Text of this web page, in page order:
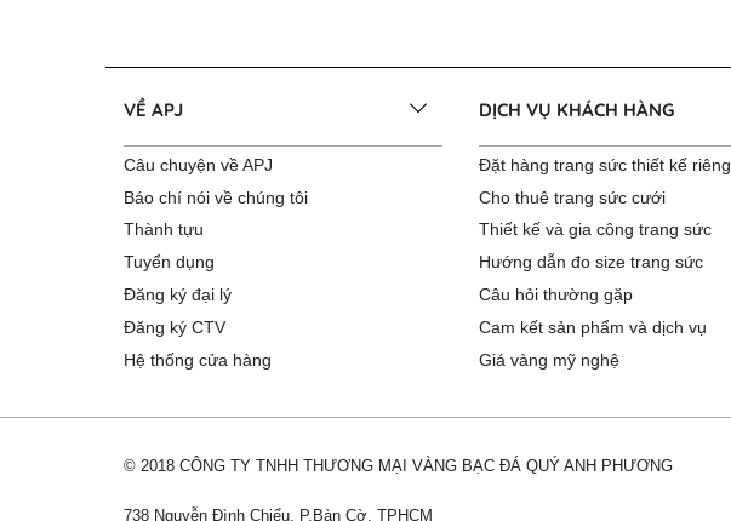
VỀ APJ
Câu chuyện về APJ
Báo chí nói về chúng tôi
Thành tựu
Tuyển dụng
Đăng ký đại lý
Đăng ký CTV
Hệ thống cửa hàng
DỊCH VỤ KHÁCH HÀNG
Đặt hàng trang sức thiết kế riêng
Cho thuê trang sức cưới
Thiết kế và gia công trang sức
Hướng dẫn đo size trang sức
Câu hỏi thường gặp
Cam kết sản phẩm và dịch vụ
Giá vàng mỹ nghệ
© 2018 CÔNG TY TNHH THƯƠNG MẠI VÀNG BẠC ĐÁ QUÝ ANH PHƯƠNG
738 Nguyễn Đình Chiểu, P.Bàn Cờ, TPHCM